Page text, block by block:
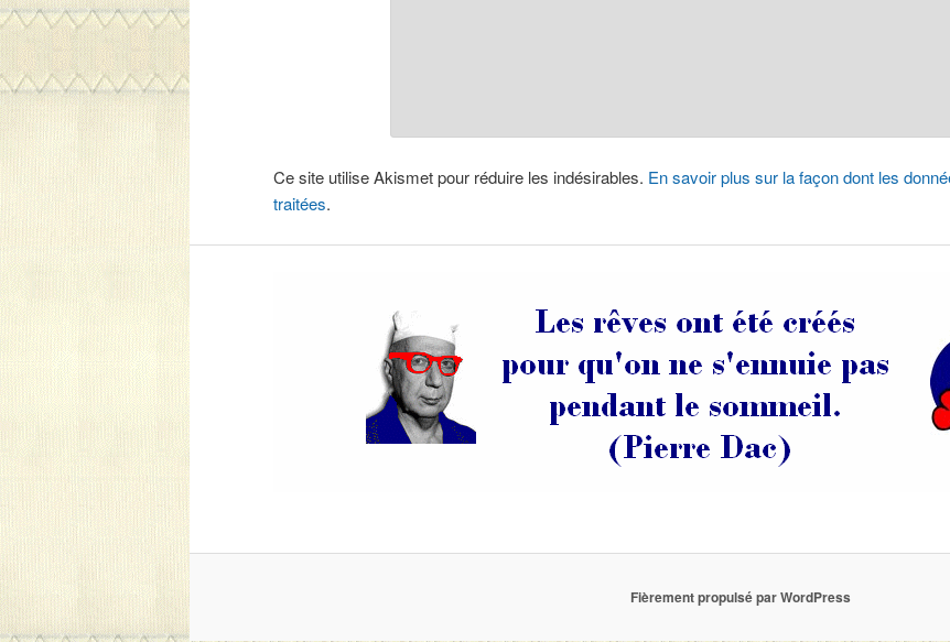
Ce site utilise Akismet pour réduire les indésirables. En savoir plus sur la façon dont les
traitées.
Fièrement propulsé par WordPress